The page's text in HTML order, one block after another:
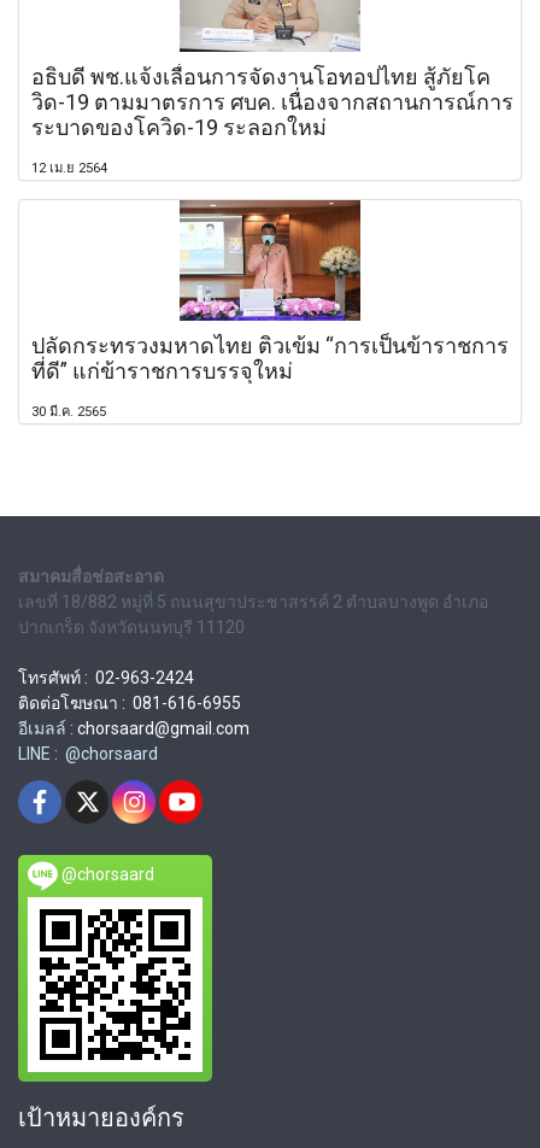
อธิบดี พช.แจ้งเลื่อนการจัดงานโอทอปไทย สู้ภัยโค
วิด-19 ตามมาตรการ ศบค. เนื่องจากสถานการณ์การ
ระบาดของโควิด-19 ระลอกใหม่
12 เม.ย 2564
ปลัดกระทรวงมหาดไทย ติวเข้ม “การเป็นข้าราชการ
ที่ดี” แก่ข้าราชการบรรจุใหม่
30 มี.ค. 2565
สมาคมสื่อช่อสะอาด
เลขที่ 18/882 หมู่ที่ 5 ถนนสุขาประชาสรรค์ 2 ตำบลบางพูด อำเภอ
ปากเกร็ด จังหวัดนนทบุรี 11120
โทรศัพท์ : 02-963-2424
ติดต่อโฆษณา : 081-616-6955
อีเมลล์ : chorsaard@gmail.com
LINE : @chorsaard
@chorsaard
เป้าหมายองค์กร